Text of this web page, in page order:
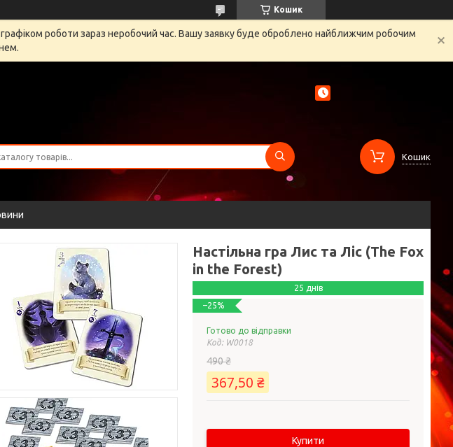
Кошик
роботи зараз неробочий час. Вашу заявку буде оброблено найближчим робочим
Кошик
Настільна гра Лис та Ліс (The Fox
in the Forest)
25 днів
–25%
Готово до відправки
Код: W0018
490 ₴
367,50 ₴
Купити